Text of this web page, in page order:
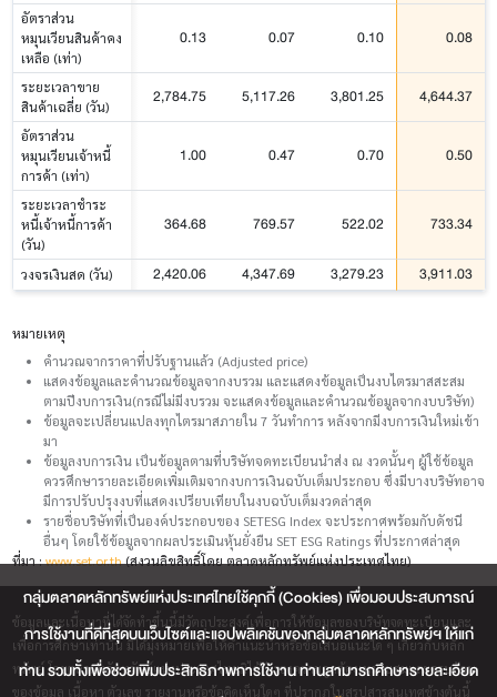
อัตราส่วน
หมุนเวียนสินค้าคง
เหลือ (เท่า)
0.13 0.07 0.10 0.08
ระยะเวลาขาย
สินค้าเฉลี่ย (วัน)
2,784.75 5,117.26 3,801.25 4,644.37
อัตราส่วน
หมุนเวียนเจ้าหนี้
การค้า (เท่า)
1.00 0.47 0.70 0.50
ระยะเวลาชำระ
หนี้เจ้าหนี้การค้า
(วัน)
364.68 769.57 522.02 733.34
วงจรเงินสด (วัน) 2,420.06 4,347.69 3,279.23 3,911.03
หมายเหตุ
คำนวณจากราคาที่ปรับฐานแล้ว (Adjusted price)
แสดงข้อมูลและคำนวณข้อมูลจากงบรวม และแสดงข้อมูลเป็นงบไตรมาสสะสม
ตามปีงบการเงิน(กรณีไม่มีงบรวม จะแสดงข้อมูลและคำนวณข้อมูลจากงบบริษัท)
ข้อมูลจะเปลี่ยนแปลงทุกไตรมาสภายใน 7 วันทำการ หลังจากมีงบการเงินใหม่เข้า
มา
ข้อมูลงบการเงิน เป็นข้อมูลตามที่บริษัทจดทะเบียนนำส่ง ณ งวดนั้นๆ ผู้ใช้ข้อมูล
ควรศึกษารายละเอียดเพิ่มเติมจากงบการเงินฉบับเต็มประกอบ ซึ่งมีบางบริษัทอาจ
มีการปรับปรุงงบที่แสดงเปรียบเทียบในงบฉบับเต็มงวดล่าสุด
รายชื่อบริษัทที่เป็นองค์ประกอบของ SETESG Index จะประกาศพร้อมกับดัชนี
อื่นๆ โดยใช้ข้อมูลจากผลประเมินหุ้นยั่งยืน SET ESG Ratings ที่ประกาศล่าสุด
ที่มา :www.set.or.th(สงวนลิขสิทธิ์โดย ตลาดหลักทรัพย์แห่งประเทศไทย)
ข้อมูลและเนื้อหาที่ได้จัดทำขึ้นนี้มีวัตถุประสงค์เพื่อการให้ข้อมูลของบริษัทจดทะเบียนและ
เพื่อการศึกษาเท่านั้น มิได้มุ่งหมายเพื่อให้คำแนะนำหรือข้อเสนอแนะใด ๆ เกี่ยวกับหลัก
ทรัพย์ โดยตลาดหลักทรัพย์แห่งประเทศไทยมิได้รับรองความถูกต้องเหมาะสมและครบถ้วน
ของข้อมูล เนื้อหา ตัวเลข รายงานหรือข้อคิดเห็นใดๆ ที่ปรากฎในสรุปสารสนเทศข้างต้นนี้
กลุ่มตลาดหลักทรัพย์แห่งประเทศไทยใช้คุกกี้ (Cookies) เพื่อมอบประสบการณ์
การใช้งานที่ดีที่สุดบนเว็บไซต์และแอปพลิเคชันของกลุ่มตลาดหลักทรัพย์ฯ ให้แก่
ท่าน รวมทั้งเพื่อช่วยเพิ่มประสิทธิภาพการใช้งาน ท่านสามารถศึกษารายละเอียด